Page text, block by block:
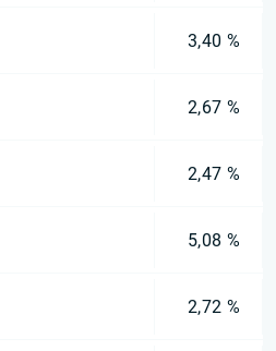
3,40 %
2,67 %
2,47 %
5,08 %
2,72 %